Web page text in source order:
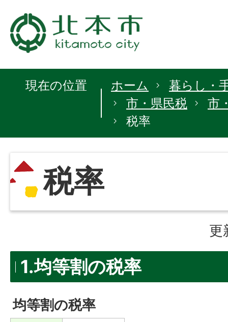
現在の位置 ホーム
暮らし・
市・県民税
市
税率
税率
更
1.均等割の税率
均等割の税率